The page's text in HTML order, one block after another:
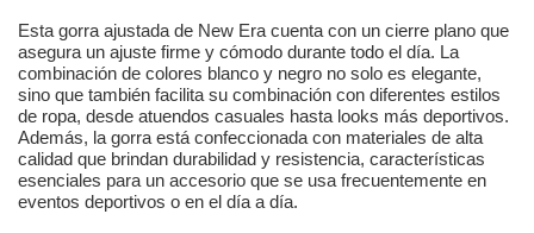
Esta gorra ajustada de New Era cuenta con un cierre plano que
asegura un ajuste firme y cómodo durante todo el día. La
combinación de colores blanco y negro no solo es elegante,
sino que también facilita su combinación con diferentes estilos
de ropa, desde atuendos casuales hasta looks más deportivos.
Además, la gorra está confeccionada con materiales de alta
calidad que brindan durabilidad y resistencia, características
esenciales para un accesorio que se usa frecuentemente en
eventos deportivos o en el día a día.